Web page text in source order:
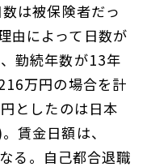
は被保険者だっ
由によって日数が
勤続年数が13年
万円の場合を計
としたのは日本
賃金日額は、
る。自己都合退職